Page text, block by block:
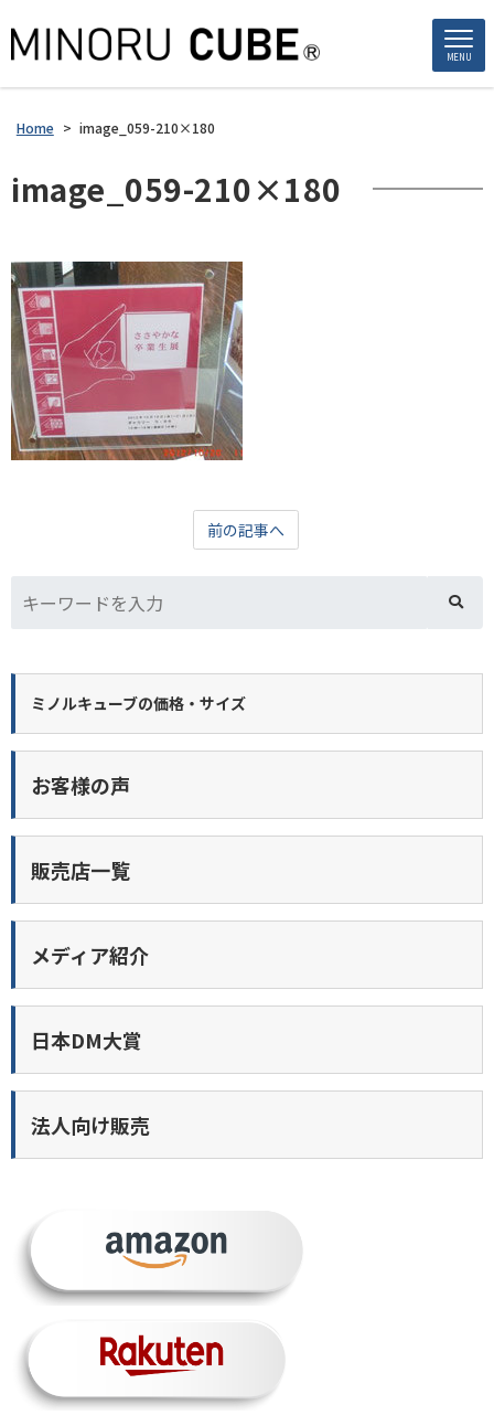
MENU
Home > image_059-210×180
image_059-210×180
前の記事へ
ミノルキューブの価格・サイズ
お客様の声
販売店一覧
メディア紹介
日本DM大賞
法人向け販売